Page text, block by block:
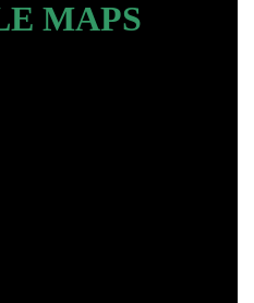
MAPS